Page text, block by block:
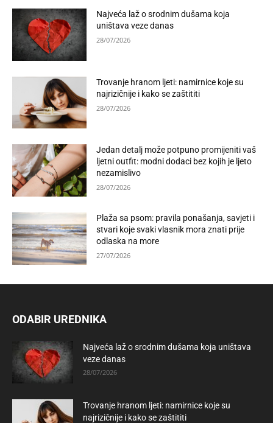
Najveća laž o srodnim dušama koja
uništava veze danas
28/07/2026
Trovanje hranom ljeti: namirnice koje su
najrizičnije i kako se zaštititi
28/07/2026
Jedan detalj može potpuno promijeniti vaš
ljetni outfit: modni dodaci bez kojih je ljeto
nezamislivo
28/07/2026
Plaža sa psom: pravila ponašanja, savjeti i
stvari koje svaki vlasnik mora znati prije
odlaska na more
27/07/2026
ODABIR UREDNIKA
Najveća laž o srodnim dušama koja uništava
veze danas
28/07/2026
Trovanje hranom ljeti: namirnice koje su
najrizičnije i kako se zaštititi